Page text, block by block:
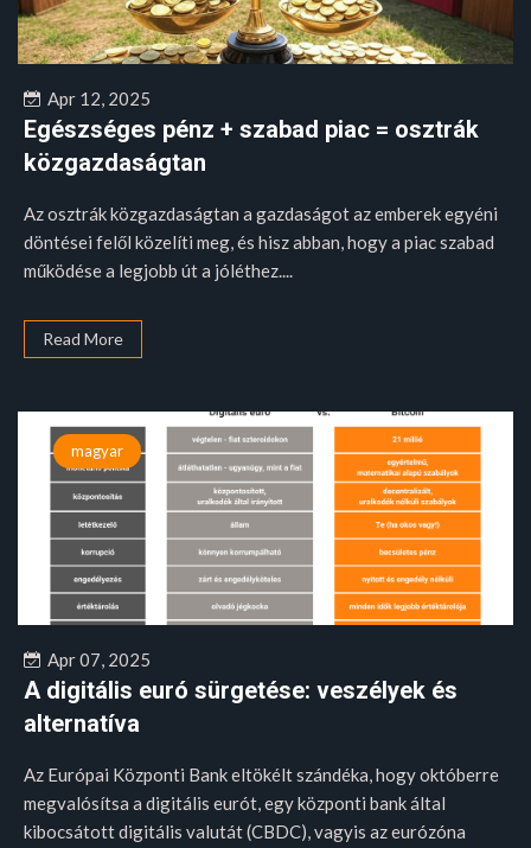
Apr 12, 2025
Egészséges pénz + szabad piac = osztrák
közgazdaságtan
Az osztrák közgazdaságtan a gazdaságot az emberek egyéni
döntései felől közelíti meg, és hisz abban, hogy a piac szabad
működése a legjobb út a jóléthez....
Read More
magyar
Apr 07, 2025
A digitális euró sürgetése: veszélyek és
alternatíva
Az Európai Központi Bank eltökélt szándéka, hogy októberre
megvalósítsa a digitális eurót, egy központi bank által
kibocsátott digitális valutát (CBDC), vagyis az eurózóna